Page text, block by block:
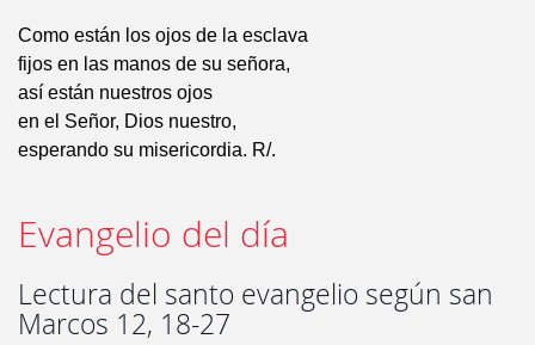
Como están los ojos de la esclava
fijos en las manos de su señora,
así están nuestros ojos
en el Señor, Dios nuestro,
esperando su misericordia. R/.
Evangelio del día
Lectura del santo evangelio según san
Marcos 12, 18-27